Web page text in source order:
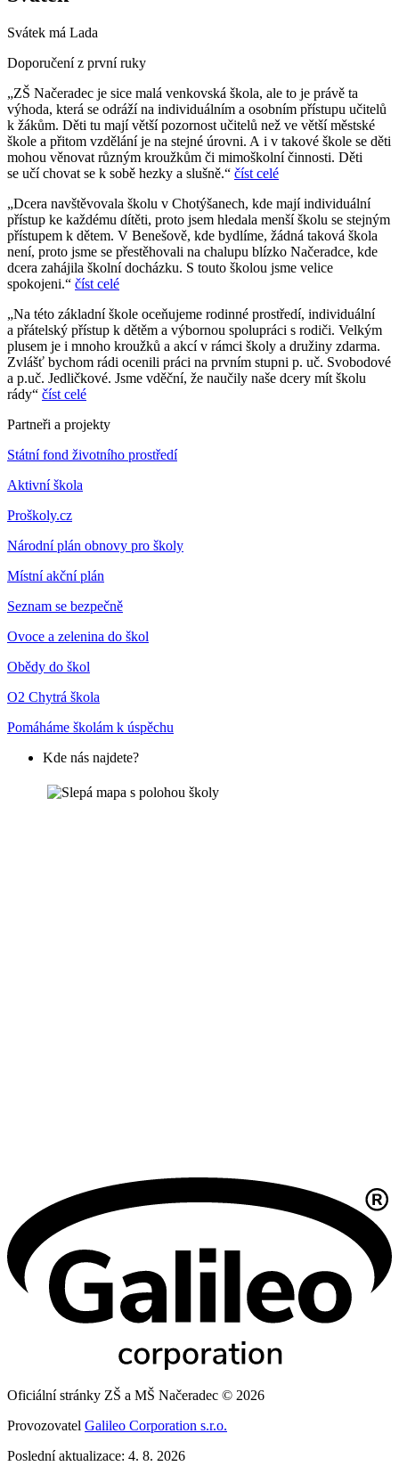
Svátek má Lada
Doporučení z první ruky
„ZŠ Načeradec je sice malá venkovská škola, ale to je právě ta
výhoda, která se odráží na individuálním a osobním přístupu učitelů
k žákům. Děti tu mají větší pozornost učitelů než ve větší městské
škole a přitom vzdělání je na stejné úrovni. A i v takové škole se děti
mohou věnovat různým kroužkům či mimoškolní činnosti. Děti
se učí chovat se k sobě hezky a slušně.“ číst celé
„Dcera navštěvovala školu v Chotýšanech, kde mají individuální
přístup ke každému dítěti, proto jsem hledala menší školu se stejným
přístupem k dětem. V Benešově, kde bydlíme, žádná taková škola
není, proto jsme se přestěhovali na chalupu blízko Načeradce, kde
dcera zahájila školní docházku. S touto školou jsme velice
spokojeni.“ číst celé
„Na této základní škole oceňujeme rodinné prostředí, individuální
a přátelský přístup k dětěm a výbornou spolupráci s rodiči. Velkým
plusem je i mnoho kroužků a akcí v rámci školy a družiny zdarma.
Zvlášť bychom rádi ocenili práci na prvním stupni p. uč. Svobodové
a p.uč. Jedličkové. Jsme vděční, že naučily naše dcery mít školu
rády“ číst celé
Partneři a projekty
Státní fond životního prostředí
Aktivní škola
Proškoly.cz
Národní plán obnovy pro školy
Místní akční plán
Seznam se bezpečně
Ovoce a zelenina do škol
Obědy do škol
O2 Chytrá škola
Pomáháme školám k úspěchu
Kde nás najdete?
Oficiální stránky ZŠ a MŠ Načeradec © 2026
Provozovatel Galileo Corporation s.r.o.
Poslední aktualizace: 4. 8. 2026